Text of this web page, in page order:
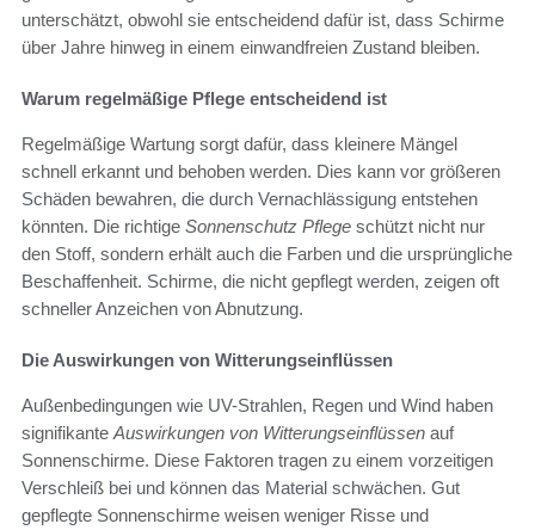
unterschätzt, obwohl sie entscheidend dafür ist, dass Schirme
über Jahre hinweg in einem einwandfreien Zustand bleiben.
Warum regelmäßige Pflege entscheidend ist
Regelmäßige Wartung sorgt dafür, dass kleinere Mängel
schnell erkannt und behoben werden. Dies kann vor größeren
Schäden bewahren, die durch Vernachlässigung entstehen
könnten. Die richtige Sonnenschutz Pflege schützt nicht nur
den Stoff, sondern erhält auch die Farben und die ursprüngliche
Beschaffenheit. Schirme, die nicht gepflegt werden, zeigen oft
schneller Anzeichen von Abnutzung.
Die Auswirkungen von Witterungseinflüssen
Außenbedingungen wie UV-Strahlen, Regen und Wind haben
signifikante Auswirkungen von Witterungseinflüssen auf
Sonnenschirme. Diese Faktoren tragen zu einem vorzeitigen
Verschleiß bei und können das Material schwächen. Gut
gepflegte Sonnenschirme weisen weniger Risse und